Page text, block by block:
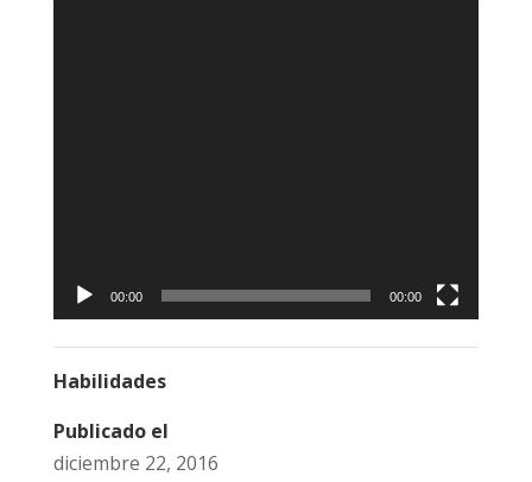
00:00 00:00
Habilidades
Publicado el
diciembre 22, 2016